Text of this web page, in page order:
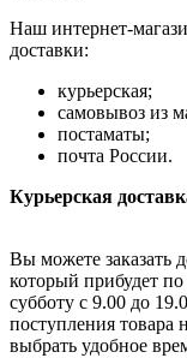
Наш интернет-
доставки:
курьерская;
самовывоз из
постаматы;
почта России.
Курьерская
Вы можете заказать
который прибудет
субботу с 9.00 до
поступления товара
выбрать удобное